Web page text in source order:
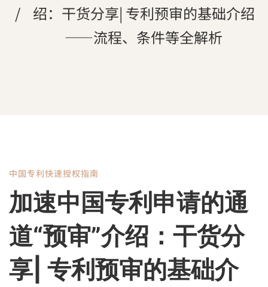
绍：干货分享| 专利预审的基础介绍
——流程、条件等全解析
加
速
中
中国专利快速授权指南
加速中国专利申请的通
道“预审”介绍：干货分
享| 专利预审的基础介